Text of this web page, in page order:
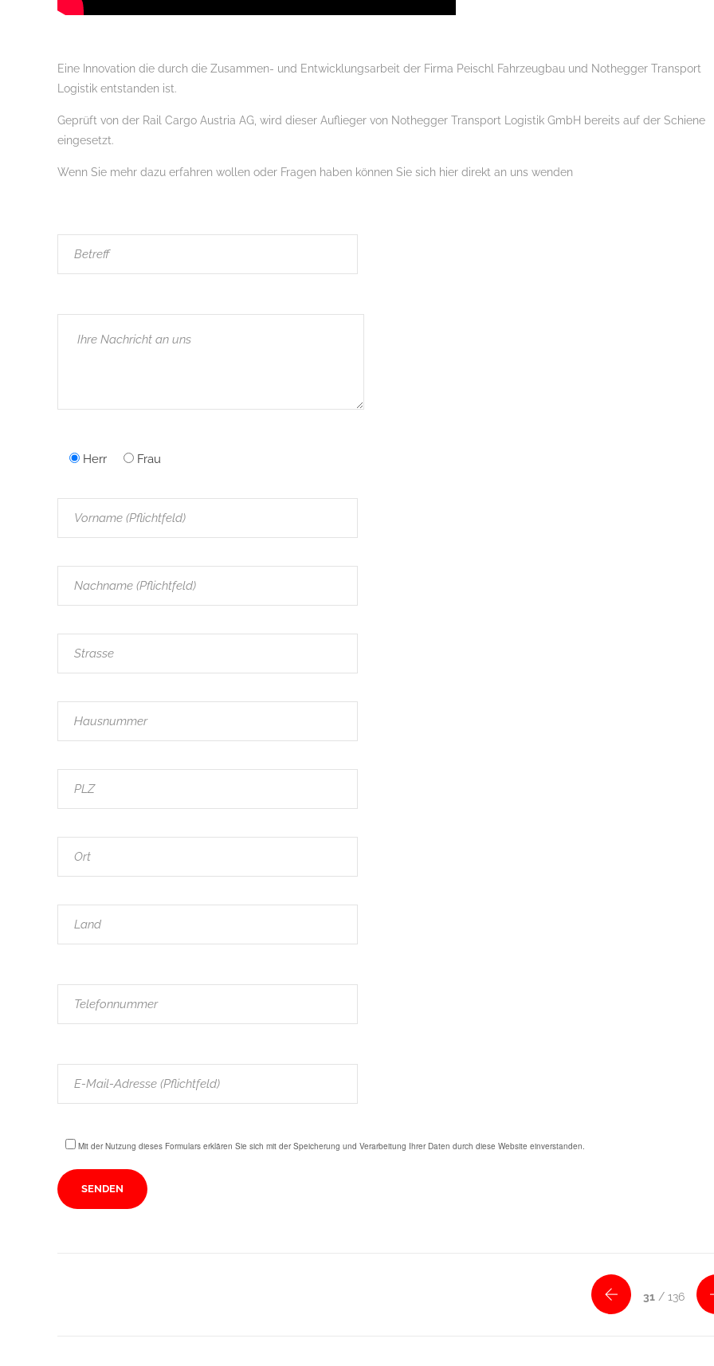
Eine Innovation die durch die Zusammen- und Entwicklungsarbeit der Firma Peischl Fahrzeugbau und Nothegger Transport
Logistik entstanden ist.
Geprüft von der Rail Cargo Austria AG, wird dieser Auflieger von Nothegger Transport Logistik GmbH bereits auf der Schiene
eingesetzt.
Wenn Sie mehr dazu erfahren wollen oder Fragen haben können Sie sich hier direkt an uns wenden
Herr Frau
Mit der Nutzung dieses Formulars erklären Sie sich mit der Speicherung und Verarbeitung Ihrer Daten durch diese Website einverstanden.
31 / 136